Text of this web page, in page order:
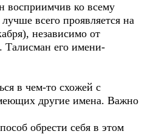
восприимчив ко всему
всего проявляется на
независимо от
Талисман его имени-
в чем-то схожей с
другие имена. Важно
обрести себя в этом